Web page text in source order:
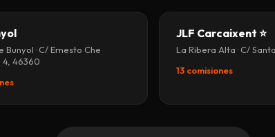
Bunyol · C/ Ernesto Che
4, 46360
JLF Carcaixent ⭐
La Ribera Alta · C/
13 comisiones